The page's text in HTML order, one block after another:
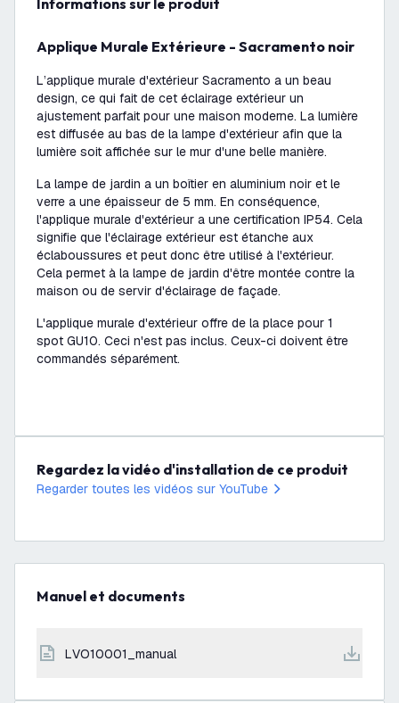
Informations sur le produit
Applique Murale Extérieure - Sacramento noir
L’applique murale d'extérieur Sacramento a un beau
design, ce qui fait de cet éclairage extérieur un
ajustement parfait pour une maison moderne. La lumière
est diffusée au bas de la lampe d'extérieur afin que la
lumière soit affichée sur le mur d'une belle manière.
La lampe de jardin a un boîtier en aluminium noir et le
verre a une épaisseur de 5 mm. En conséquence,
l'applique murale d'extérieur a une certification IP54. Cela
signifie que l'éclairage extérieur est étanche aux
éclaboussures et peut donc être utilisé à l'extérieur.
Cela permet à la lampe de jardin d'être montée contre la
maison ou de servir d'éclairage de façade.
L'applique murale d'extérieur offre de la place pour 1
spot GU10. Ceci n'est pas inclus. Ceux-ci doivent être
commandés séparément.
Regardez la vidéo d'installation de ce produit
Regarder toutes les vidéos sur YouTube
Manuel et documents
LVO10001_manual